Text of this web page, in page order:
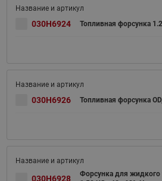
030H6924 Топливная форсунка
030H6926 Топливная форсунка
030H6928
Форсунка для жидкого